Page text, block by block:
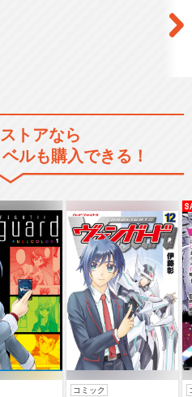
トアなら
ルも購入できる！
コミック